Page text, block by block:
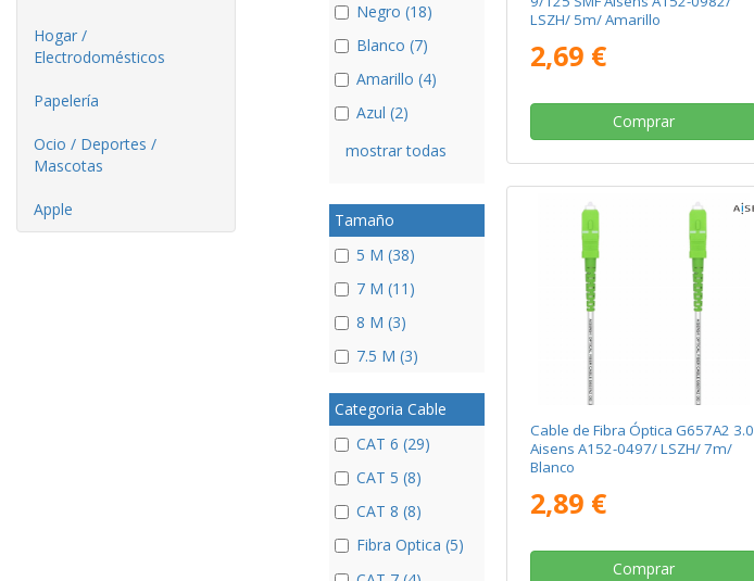
Hogar /
Electrodomésticos
Papelería
Ocio / Deportes /
Mascotas
Apple
Negro (18)
Blanco (7)
Amarillo (4)
Azul (2)
mostrar todas
Tamaño
5 M (38)
7 M (11)
8 M (3)
7.5 M (3)
Categoria Cable
CAT 6 (29)
CAT 5 (8)
CAT 8 (8)
Fibra Optica (5)
LSZH/ 5m/ Amarillo
2,69 €
Comprar
Cable de Fibra Óptica G657A2 3.0
Aisens A152-0497/ LSZH/ 7m/
Blanco
2,89 €
Comprar